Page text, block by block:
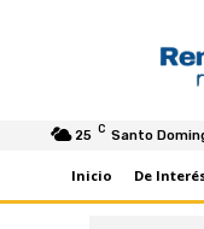
25 C Santo
Inicio De